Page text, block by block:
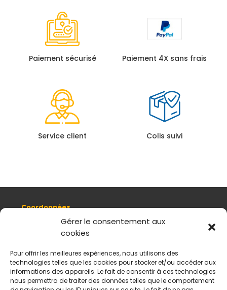
Gérer le consentement aux
cookies
Pour offrir les meilleures expériences, nous utilisons des
technologies telles que les cookies pour stocker et/ou accéder aux
informations des appareils. Le fait de consentir à ces technologies
nous permettra de traiter des données telles que le comportement
Paiement sécurisé Paiement 4X sans frais
Service client Colis suivi
Coordonnées
8, quai Romain Rolland 69005 Lyon
+ 33 (0)4 78 42 55 04
Plan d'accès
Mentions légales
Politique de données personnelles